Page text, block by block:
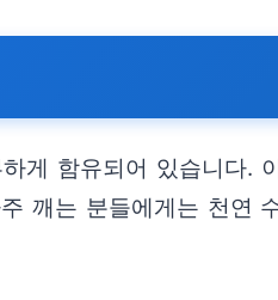
게 함유되어 있습니다.
깨는 분들에게는 천연